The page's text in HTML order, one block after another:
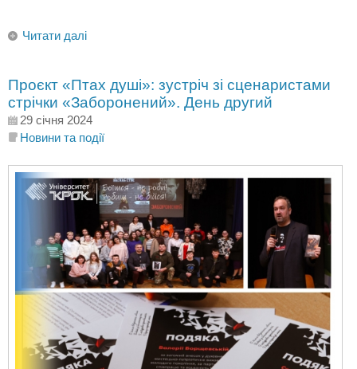
Читати далі
Проєкт «Птах душі»: зустріч зі сценаристами
стрічки «Заборонений». День другий
29 січня 2024
Новини та події